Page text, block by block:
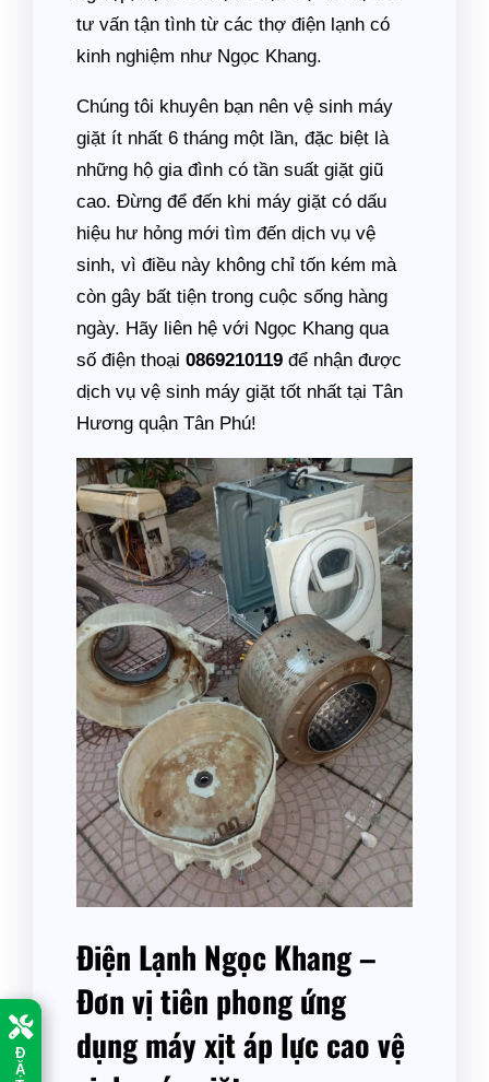
Đ
Ặ
tư vấn tận tình từ các thợ điện lạnh có
kinh nghiệm như Ngọc Khang.
Chúng tôi khuyên bạn nên vệ sinh máy
giặt ít nhất 6 tháng một lần, đặc biệt là
những hộ gia đình có tần suất giặt giũ
cao. Đừng để đến khi máy giặt có dấu
hiệu hư hỏng mới tìm đến dịch vụ vệ
sinh, vì điều này không chỉ tốn kém mà
còn gây bất tiện trong cuộc sống hàng
ngày. Hãy liên hệ với Ngọc Khang qua
số điện thoại 0869210119 để nhận được
dịch vụ vệ sinh máy giặt tốt nhất tại Tân
Hương quận Tân Phú!
Điện Lạnh Ngọc Khang –
Đơn vị tiên phong ứng
dụng máy xịt áp lực cao vệ